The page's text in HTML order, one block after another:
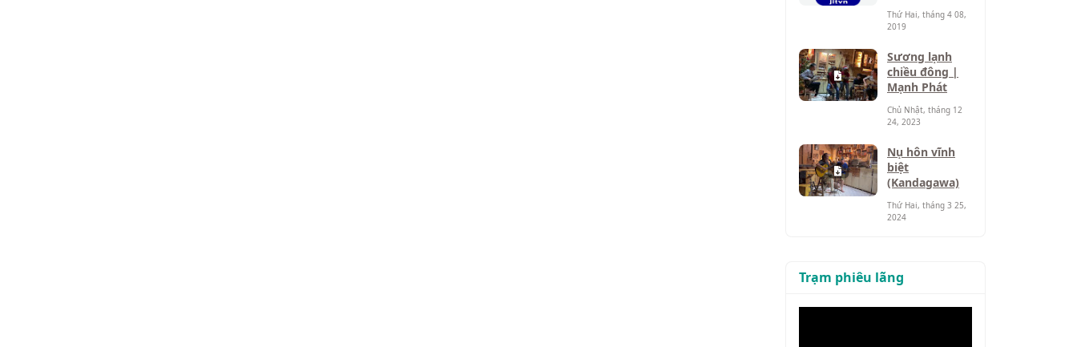
Thứ Hai, tháng 4 08,
2019
Sương lạnh
chiều đông |
Mạnh Phát
Chủ Nhật, tháng 12
24, 2023
Nụ hôn vĩnh
biệt
(Kandagawa)
Thứ Hai, tháng 3 25,
2024
Trạm phiêu lãng